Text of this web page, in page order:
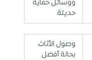
ووسائل حماية
حديثة
وصول الأثاث
بحالة أفضل